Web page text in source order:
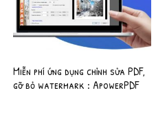
Miễn phí ứng dụng chỉnh sửa PDF,
gỡ bỏ watermark : ApowerPDF